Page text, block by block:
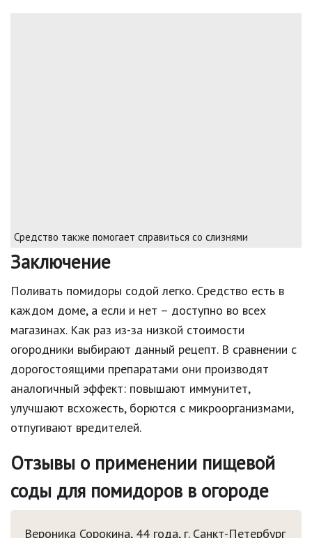
Средство также помогает справиться со слизнями
Заключение
Поливать помидоры содой легко. Средство есть в
каждом доме, а если и нет – доступно во всех
магазинах. Как раз из-за низкой стоимости
огородники выбирают данный рецепт. В сравнении с
дорогостоящими препаратами они производят
аналогичный эффект: повышают иммунитет,
улучшают всхожесть, борются с микроорганизмами,
отпугивают вредителей.
Отзывы о применении пищевой
соды для помидоров в огороде
Вероника Сорокина, 44 года, г. Санкт-Петербург